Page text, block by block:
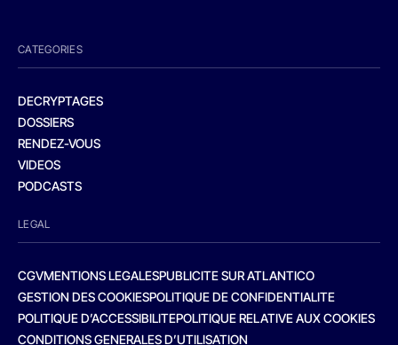
CATEGORIES
DECRYPTAGES
DOSSIERS
RENDEZ-VOUS
VIDEOS
PODCASTS
LEGAL
CGVMENTIONS LEGALESPUBLICITE SUR ATLANTICO
GESTION DES COOKIESPOLITIQUE DE CONFIDENTIALITE
POLITIQUE D’ACCESSIBILITEPOLITIQUE RELATIVE AUX COOKIES
CONDITIONS GENERALES D’UTILISATION